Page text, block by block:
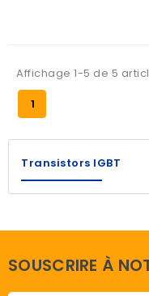
Affichage 1-5 de 5
1
Transistors IGBT
SOUSCRIRE À